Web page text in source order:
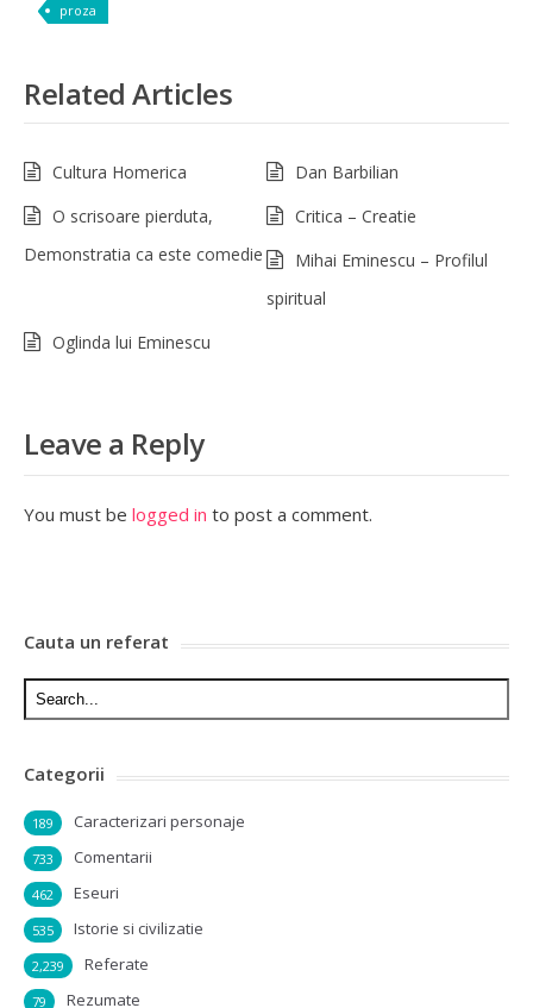
proza
Related Articles
Cultura Homerica
Dan Barbilian
O scrisoare pierduta,
Demonstratia ca este comedie
Critica – Creatie
Mihai Eminescu – Profilul
spiritual
Oglinda lui Eminescu
Leave a Reply
You must be logged in to post a comment.
Cauta un referat
Categorii
Caracterizari personaje
189
Comentarii
733
Eseuri
462
Istorie si civilizatie
535
Referate
2,239
Rezumate
79